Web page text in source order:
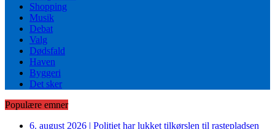
Shopping
Musik
Debat
Valg
Dødsfald
Haven
Byggeri
Det sker
Populære emner
6. august 2026 | Politiet har lukket tilkørslen til rastepladsen